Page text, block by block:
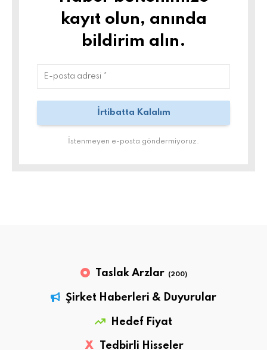
kayıt olun, anında
bildirim alın.
İstenmeyen e-posta göndermiyoruz.
Taslak Arzlar (200)
Şirket Haberleri & Duyurular
Hedef Fiyat
X Tedbirli Hisseler